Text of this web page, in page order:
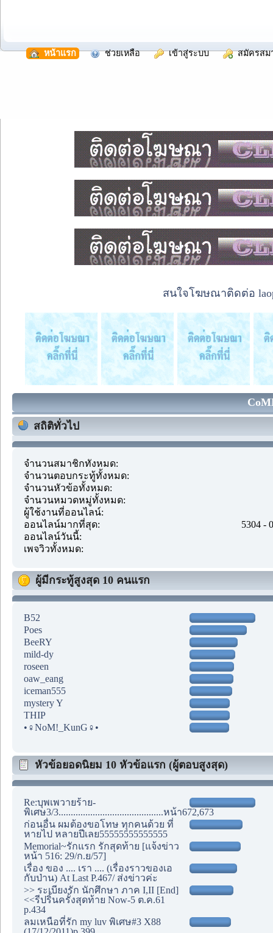
หน้าแรก ช่วยเหลือ เข้าสู่ระบบ สมัครสม
สนใจโฆษณาติดต่อ
สถิติทั่วไป
จำนวนสมาชิกทั้งหมด:
จำนวนตอบกระทู้ทั้งหมด:
จำนวนหัวข้อทั้งหมด:
จำนวนหมวดหมู่ทั้งหมด:
ผู้ใช้งานที่ออนไลน์:
ออนไลน์มากที่สุด:
5304 -
ออนไลน์วันนี้:
เพจวิวทั้งหมด:
ผู้มีกระทู้สูงสุด 10 คนแรก
B52
Poes
BeeRY
mild-dy
roseen
oaw_eang
iceman555
mystery Y
THIP
•♀NoM!_KunG♀•
หัวข้อยอดนิยม 10 หัวข้อแรก (ผู้ตอบสูงสุด)
Re:บุพเพวายร้าย-
พิเศษ3/3...........................................หน้า672,673
ก่อนอื่น ผมต้องขอโทษ ทุกคนด้วย ที่
หายไป หลายปีเลย55555555555555
Memorial~รักแรก รักสุดท้าย [แจ้งข่าว
หน้า 516: 29/ก.ย/57]
เรื่อง ของ .... เรา .... (เรื่องราวของเอ
กับป่าน) At Last P.467/ ส่งข่าวค่ะ
>> ระเบียงรัก นักศึกษา ภาค I,II [End]
<<รีปริ้นครั้งสุดท้าย Now-5 ต.ค.61
p.434
ลมเหนือที่รัก my luv พิเศษ#3 X88